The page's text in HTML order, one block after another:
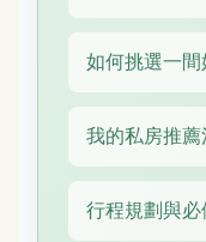
如何挑選一
我的私房推
行程規劃與必